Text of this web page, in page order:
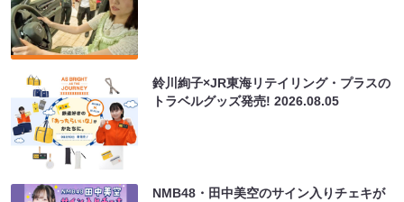
鈴川絢子×JR東海リテイリング・プラスの
トラベルグッズ発売!2026.08.05
NMB48・田中美空のサイン入りチェキが